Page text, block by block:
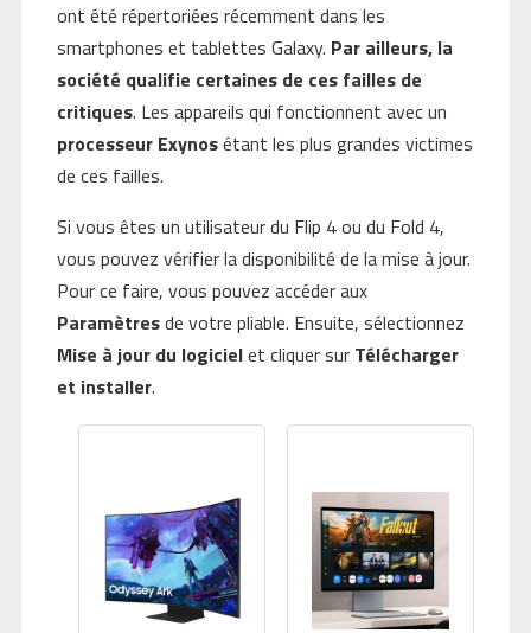
ont été répertoriées récemment dans les
smartphones et tablettes Galaxy. Par ailleurs, la
société qualifie certaines de ces failles de
critiques. Les appareils qui fonctionnent avec un
processeur Exynosétant les plus grandes victimes
de ces failles.
Si vous êtes un utilisateur du Flip 4 ou du Fold 4,
vous pouvez vérifier la disponibilité de la mise à jour.
Pour ce faire, vous pouvez accéder aux
Paramètresde votre pliable. Ensuite, sélectionnez
Mise à jour du logicielet cliquer sur Télécharger
et installer.